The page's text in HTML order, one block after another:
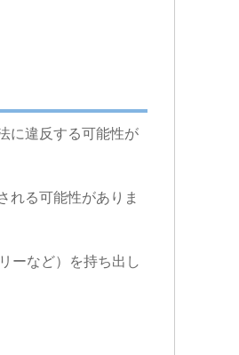
に違反する可能性が
れる可能性がありま
ーなど）を持ち出し